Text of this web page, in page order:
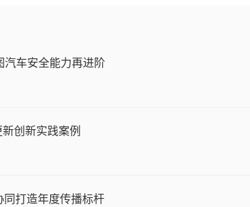
车安全能力再进阶
创新实践案例
同打造年度传播标杆